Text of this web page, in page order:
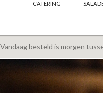
CATERING
Vandaag besteld is morgen